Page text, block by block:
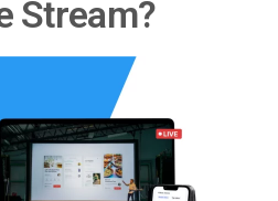
Stream?